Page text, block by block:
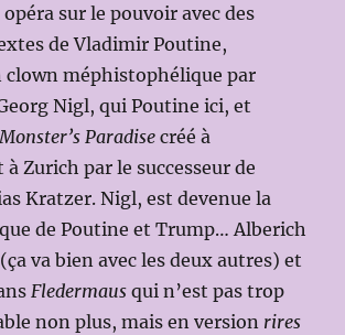
opéra sur le pouvoir avec des
de Vladimir Poutine,
clown méphistophélique par
Nigl, qui Poutine ici, et
Monster’s Paradise créé à
Zurich par le successeur de
Kratzer. Nigl, est devenue la
de Poutine et Trump… Alberich
va bien avec les deux autres) et
Fledermaus qui n’est pas trop
non plus, mais en version rires